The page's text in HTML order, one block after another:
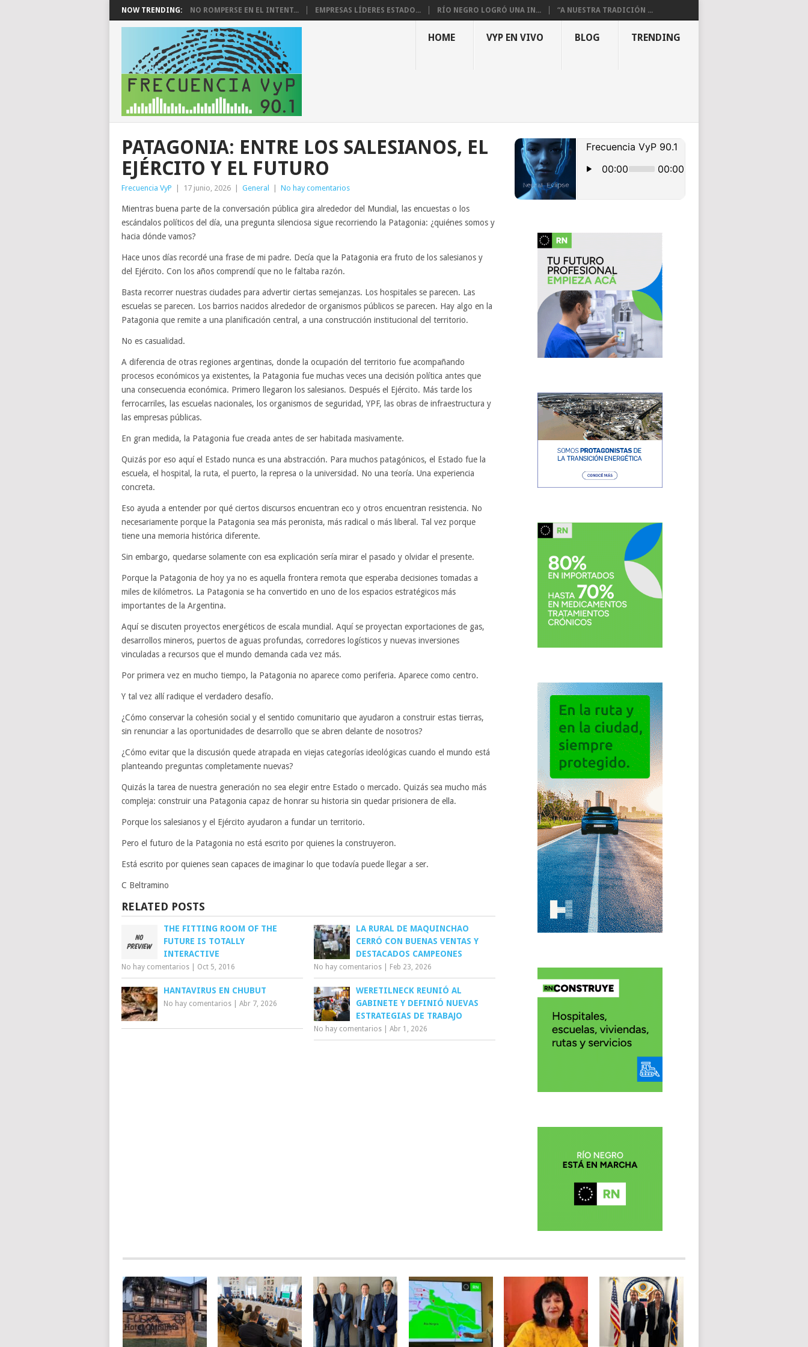
NOW TRENDING: NO ROMPERSE EN EL INTENT... EMPRESAS LÍDERES ESTADO... RÍO NEGRO LOGRÓ UNA IN... “A NUESTRA TRADICIÓN ...
HOME VYP EN VIVO BLOG TRENDING
PATAGONIA: ENTRE LOS SALESIANOS, EL
EJÉRCITO Y EL FUTURO
Frecuencia VyP 17 junio, 2026 General No hay comentarios
Mientras buena parte de la conversación pública gira alrededor del Mundial, las encuestas o los
escándalos políticos del día, una pregunta silenciosa sigue recorriendo la Patagonia: ¿quiénes somos y
hacia dónde vamos?
Hace unos días recordé una frase de mi padre. Decía que la Patagonia era fruto de los salesianos y
del Ejército. Con los años comprendí que no le faltaba razón.
Basta recorrer nuestras ciudades para advertir ciertas semejanzas. Los hospitales se parecen. Las
escuelas se parecen. Los barrios nacidos alrededor de organismos públicos se parecen. Hay algo en la
Patagonia que remite a una planificación central, a una construcción institucional del territorio.
No es casualidad.
A diferencia de otras regiones argentinas, donde la ocupación del territorio fue acompañando
procesos económicos ya existentes, la Patagonia fue muchas veces una decisión política antes que
una consecuencia económica. Primero llegaron los salesianos. Después el Ejército. Más tarde los
ferrocarriles, las escuelas nacionales, los organismos de seguridad, YPF, las obras de infraestructura y
las empresas públicas.
En gran medida, la Patagonia fue creada antes de ser habitada masivamente.
Quizás por eso aquí el Estado nunca es una abstracción. Para muchos patagónicos, el Estado fue la
escuela, el hospital, la ruta, el puerto, la represa o la universidad. No una teoría. Una experiencia
concreta.
Eso ayuda a entender por qué ciertos discursos encuentran eco y otros encuentran resistencia. No
necesariamente porque la Patagonia sea más peronista, más radical o más liberal. Tal vez porque
tiene una memoria histórica diferente.
Sin embargo, quedarse solamente con esa explicación sería mirar el pasado y olvidar el presente.
Porque la Patagonia de hoy ya no es aquella frontera remota que esperaba decisiones tomadas a
miles de kilómetros. La Patagonia se ha convertido en uno de los espacios estratégicos más
importantes de la Argentina.
Aquí se discuten proyectos energéticos de escala mundial. Aquí se proyectan exportaciones de gas,
desarrollos mineros, puertos de aguas profundas, corredores logísticos y nuevas inversiones
vinculadas a recursos que el mundo demanda cada vez más.
Por primera vez en mucho tiempo, la Patagonia no aparece como periferia. Aparece como centro.
Y tal vez allí radique el verdadero desafío.
¿Cómo conservar la cohesión social y el sentido comunitario que ayudaron a construir estas tierras,
sin renunciar a las oportunidades de desarrollo que se abren delante de nosotros?
¿Cómo evitar que la discusión quede atrapada en viejas categorías ideológicas cuando el mundo está
planteando preguntas completamente nuevas?
Quizás la tarea de nuestra generación no sea elegir entre Estado o mercado. Quizás sea mucho más
compleja: construir una Patagonia capaz de honrar su historia sin quedar prisionera de ella.
Porque los salesianos y el Ejército ayudaron a fundar un territorio.
Pero el futuro de la Patagonia no está escrito por quienes la construyeron.
Está escrito por quienes sean capaces de imaginar lo que todavía puede llegar a ser.
C Beltramino
RELATED POSTS
THE FITTING ROOM OF THE
FUTURE IS TOTALLY
INTERACTIVE
No hay comentarios Oct 5, 2016
LA RURAL DE MAQUINCHAO
CERRÓ CON BUENAS VENTAS Y
DESTACADOS CAMPEONES
No hay comentarios Feb 23, 2026
HANTAVIRUS EN CHUBUT
No hay comentarios Abr 7, 2026
WERETILNECK REUNIÓ AL
GABINETE Y DEFINIÓ NUEVAS
ESTRATEGIAS DE TRABAJO
No hay comentarios |Abr 1, 2026